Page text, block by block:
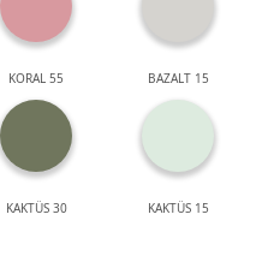
KORAL 55 BAZALT 15
KAKTÜS 30 KAKTÜS 15